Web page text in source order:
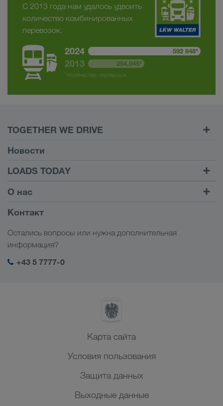
С 2013 года нам удалось удвоить
количество комбинированных
перевозок.
2024 592 848*
2013
254,045*
*количество перевозок
TOGETHER WE DRIVE
Carrier Services
Onboarding
Новости
LOADS TODAY
Найти груз на
LOADS TODAY
Узнать больше
Войти в учетную запись
О нас
Менеджмент SHEQ
Контакт
Остались вопросы или нужна дополнительная
информация?
+43 5 7777-0
Карта сайта
Условия пользования
Защита данных
Выходные данные